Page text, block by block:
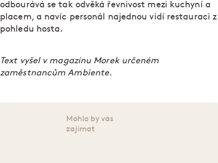
odbourává se tak odvěká řevnivost mezi kuchyní a
placem, a navíc personál najednou vidí restauraci z
pohledu hosta.
Text vyšel v magazínu Morek určeném
zaměstnancům Ambiente.
Mohlo by vás
zajímat